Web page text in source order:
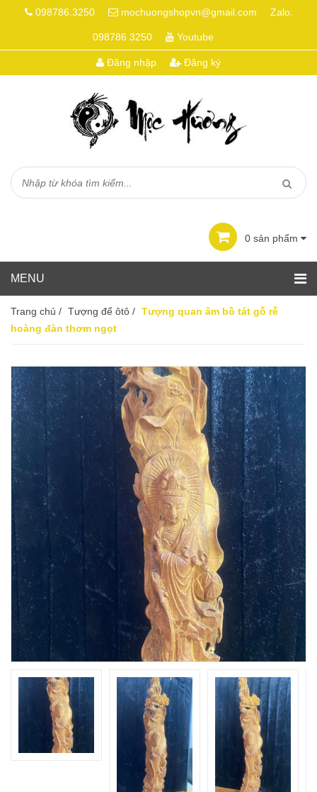
098786.3250 mochuongshopvn@gmail.com Zalo:
098786.3250 Youtube
Đăng nhập Đăng ký
0 sản phẩm
Trang chủ / Tượng để ôtô / Tượng quan âm bồ tát gỗ rễ
hoàng đàn thơm ngọt